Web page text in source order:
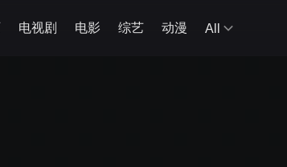
电视剧 电影 综艺 动漫 All